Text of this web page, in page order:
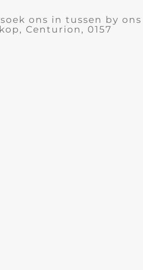
ons in tussen by ons
Centurion, 0157